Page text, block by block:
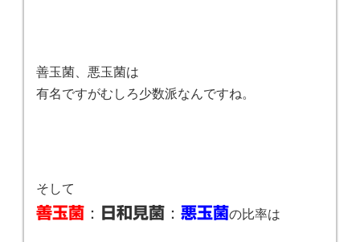
善玉菌、悪玉菌は
有名ですがむしろ少数派なんですね。
そして
善玉菌 ： 日和見菌 ： 悪玉菌の比率は